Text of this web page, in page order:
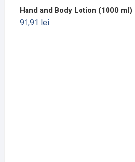
Hand and Body Lotion (1000 ml)
91,91 lei